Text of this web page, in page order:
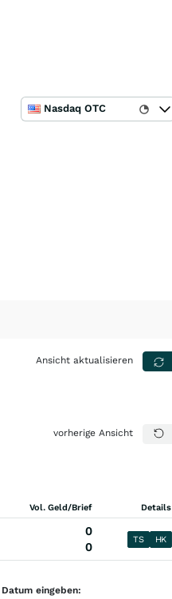
Nasdaq OTC
Ansicht aktualisieren
vorherige Ansicht
Vol. Geld/Brief Details
0
0
TS HK
eingeben: